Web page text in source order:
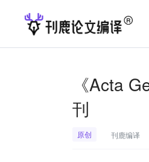
《Acta
刊
原创 刊鹿编译